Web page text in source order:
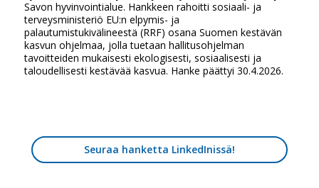
Savon hyvinvointialue. Hankkeen rahoitti sosiaali- ja
terveysministeriö EU:n elpymis- ja
palautumistukivälineestä (RRF) osana Suomen kestävän
kasvun ohjelmaa, jolla tuetaan hallitusohjelman
tavoitteiden mukaisesti ekologisesti, sosiaalisesti ja
taloudellisesti kestävää kasvua. Hanke päättyi 30.4.2026.
Seuraa hanketta LinkedInissä!